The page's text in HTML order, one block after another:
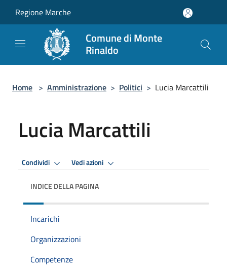
Regione Marche
Comune di Monte
Rinaldo
Home > Amministrazione > Politici > Lucia Marcattili
Lucia Marcattili
Condividi Vedi azioni
INDICE DELLA PAGINA
Incarichi
Organizzazioni
Competenze